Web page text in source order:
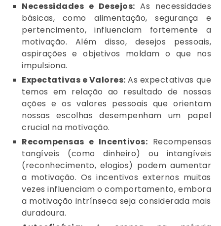
Necessidades e Desejos: As necessidades
básicas, como alimentação, segurança e
pertencimento, influenciam fortemente a
motivação. Além disso, desejos pessoais,
aspirações e objetivos moldam o que nos
impulsiona.
Expectativas e Valores: As expectativas que
temos em relação ao resultado de nossas
ações e os valores pessoais que orientam
nossas escolhas desempenham um papel
crucial na motivação.
Recompensas e Incentivos: Recompensas
tangíveis (como dinheiro) ou intangíveis
(reconhecimento, elogios) podem aumentar
a motivação. Os incentivos externos muitas
vezes influenciam o comportamento, embora
a motivação intrínseca seja considerada mais
duradoura.